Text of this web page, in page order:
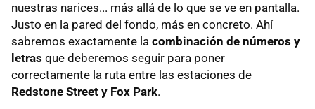
nuestras narices... más allá de lo que se ve en pantalla.
Justo en la pared del fondo, más en concreto. Ahí
sabremos exactamente la combinación de números y
letras que deberemos seguir para poner
correctamente la ruta entre las estaciones de
Redstone Street y Fox Park.